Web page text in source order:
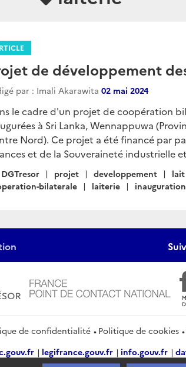
de développement
par : Imali Akarawita 02 mai 2024
le cadre d'un projet de coopération
à Sri Lanka, Wennappuwa
Nord). Ce projet a été financé par
et de la Souveraineté industrielle
DGTresor projet developpement lait
bilaterale
laiterie inauguration
de confidentialité Politique de cookies
legifrance.gouv.fr info.gouv.fr